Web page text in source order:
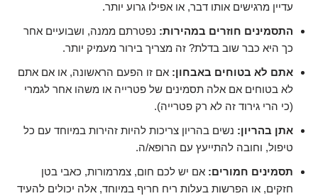
עדיין מרגישים אותו דבר, או אפילו גרוע יותר.
התסמינים חוזרים במהירות: נפטרתם ממנה, ושבועיים אחר
כך היא כבר שוב בדלת? זה מצריך בירור מעמיק יותר.
אתם לא בטוחים באבחון: אם זו הפעם הראשונה, או אם אתם
לא בטוחים אם אלה תסמינים של פטרייה או משהו אחר לגמרי
(כי הרי גירוד זה לא רק פטרייה).
אתן בהריון: נשים בהריון צריכות להיות זהירות במיוחד עם כל
טיפול, וחובה להתייעץ עם הרופא/ה.
תסמינים חמורים: אם יש לכם חום, צמרמורות, כאבי בטן
חזקים, או הפרשות בעלות ריח חריף במיוחד, אלה יכולים להעיד